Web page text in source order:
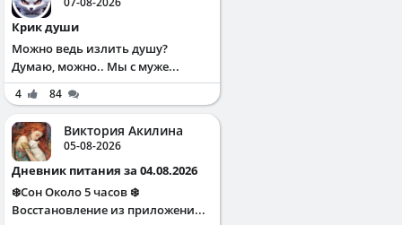
Крик души
Можно ведь излить душу?
Думаю, можно.. Мы с муже...
4 84
Виктория Акилина
05-08-2026
Дневник питания за 04.08.2026
❄️Сон Около 5 часов ❄️
Восстановление из приложени...